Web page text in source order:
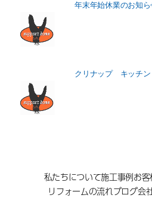
年末年始休業のお知ら
クリナップ キッチン
私たちについて施工事例お
リフォームの流れブログ会